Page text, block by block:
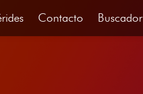
Contacto Buscador